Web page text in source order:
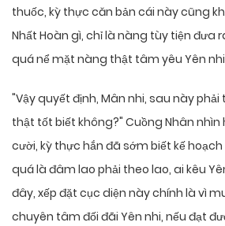
thuốc, kỳ thực căn bản cái này cũng
Nhất Hoàn gì, chỉ là nàng tùy tiện đưa
quá nể mặt nàng thật tâm yêu Yên
"Vậy quyết định, Mân nhi, sau này
thật tốt biết không?" Cuồng Nhân
cười, kỳ thực hắn đã sớm biết kế
quá là đâm lao phải theo lao, ai kêu
đây, xếp đặt cục diện này chính là vì
chuyên tâm đối đãi Yên nhi, nếu đạt